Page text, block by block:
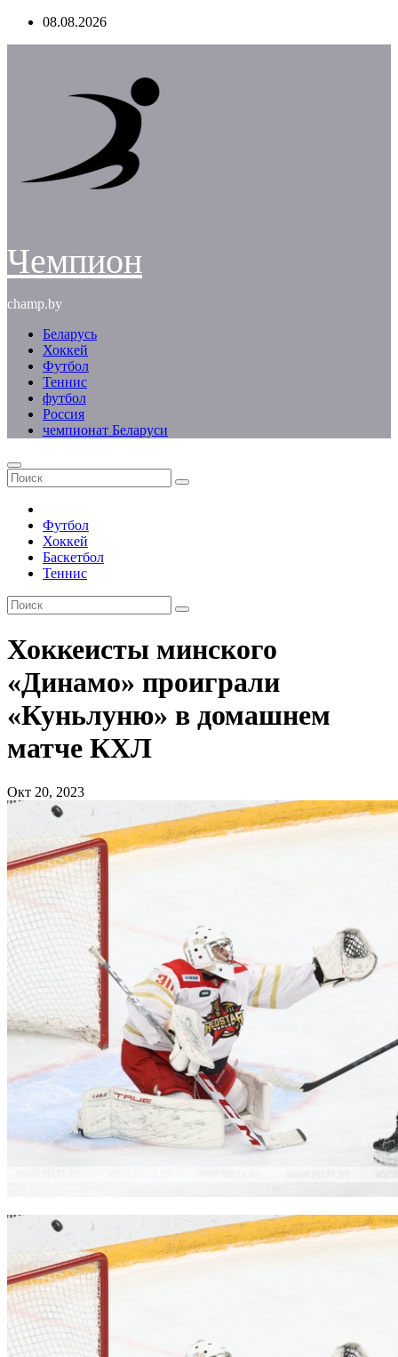
Перейти08.08.2026
Чемпион
champ.by
Беларусь
Хоккей
Футбол
Теннис
футбол
Россия
чемпионат Беларуси
Футбол
Хоккей
Баскетбол
Теннис
Хоккеисты минского
«Динамо» проиграли
«Куньлуню» в домашнем
матче КХЛ
Окт 20, 2023